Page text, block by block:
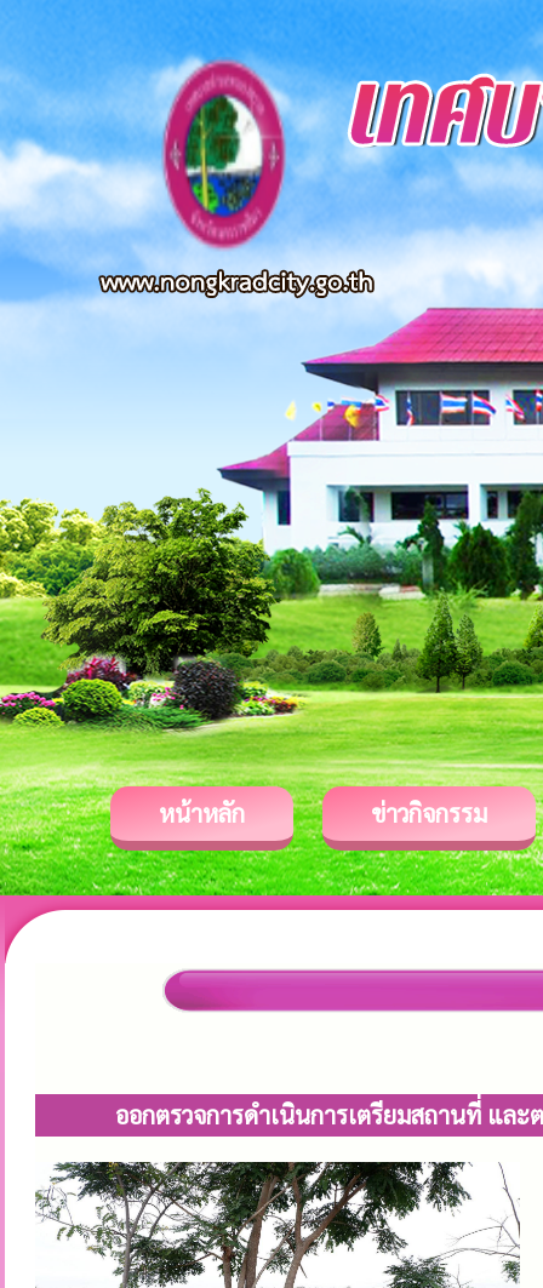
หน้าหลัก ข่าวกิจกรรม
ออกตรวจการดำเนินการเตรียมสถานที่ แล